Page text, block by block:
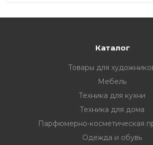
Каталог
Товары для
Мебель
Техника для кухни
Техника для дома
Парфюмерно-косметическая
Одежда и обувь